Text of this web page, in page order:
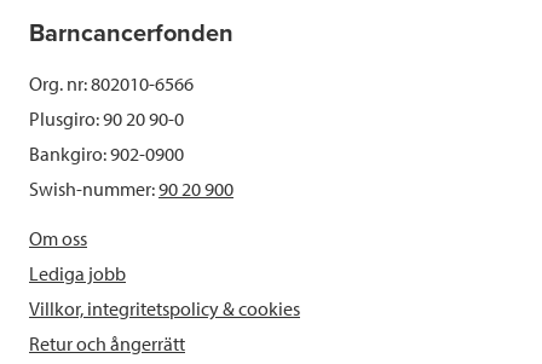
Barncancerfonden
Org. nr: 802010-6566
Plusgiro: 90 20 90-0
Bankgiro: 902-0900
Swish-nummer:90 20 900
Om oss
Lediga jobb
Villkor, integritetspolicy & cookies
Retur och ångerrätt